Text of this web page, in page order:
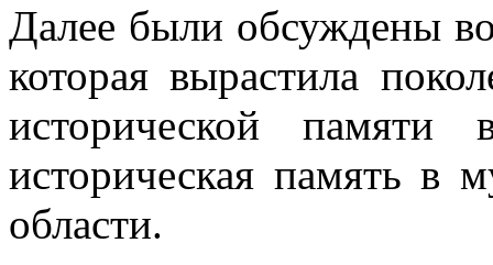
Далее были обсуждены
которая вырастила
исторической
историческая память в
области.